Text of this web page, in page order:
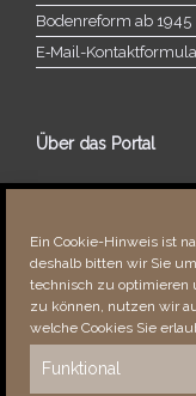
Ein Cookie-Hinweis ist
deshalb bitten wir Sie
technisch zu optimieren
zu können, nutzen wir
welche Cookies Sie
Funktional
Bodenreform ab 1945
E‑Mail-​​
Über das Portal
Über dieses Portal
Fehler bemerkt?
Besucher seit 08/​